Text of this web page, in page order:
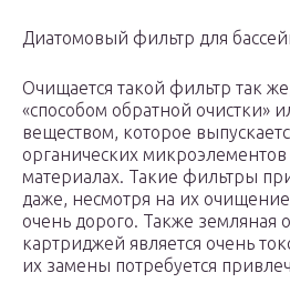
Диатомовый фильтр для
Очищается такой фильтр так
«способом обратной очистки»
веществом, которое
органических
материалах. Такие фильтры
даже, несмотря на их
очень дорого. Также земляная
картриджей является очень
их замены потребуется